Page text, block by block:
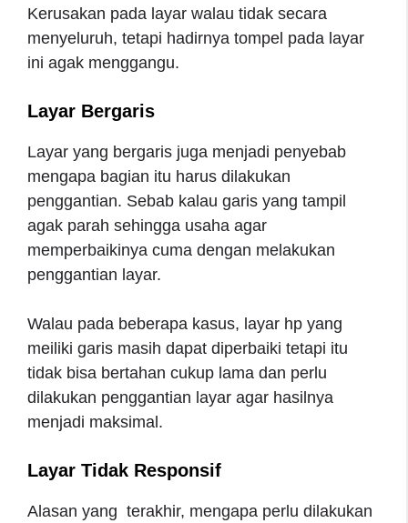
Kerusakan pada layar walau tidak secara
menyeluruh, tetapi hadirnya tompel pada layar
ini agak menggangu.
Layar Bergaris
Layar yang bergaris juga menjadi penyebab
mengapa bagian itu harus dilakukan
penggantian. Sebab kalau garis yang tampil
agak parah sehingga usaha agar
memperbaikinya cuma dengan melakukan
penggantian layar.
Walau pada beberapa kasus, layar hp yang
meiliki garis masih dapat diperbaiki tetapi itu
tidak bisa bertahan cukup lama dan perlu
dilakukan penggantian layar agar hasilnya
menjadi maksimal.
Layar Tidak Responsif
Alasan yang terakhir, mengapa perlu dilakukan